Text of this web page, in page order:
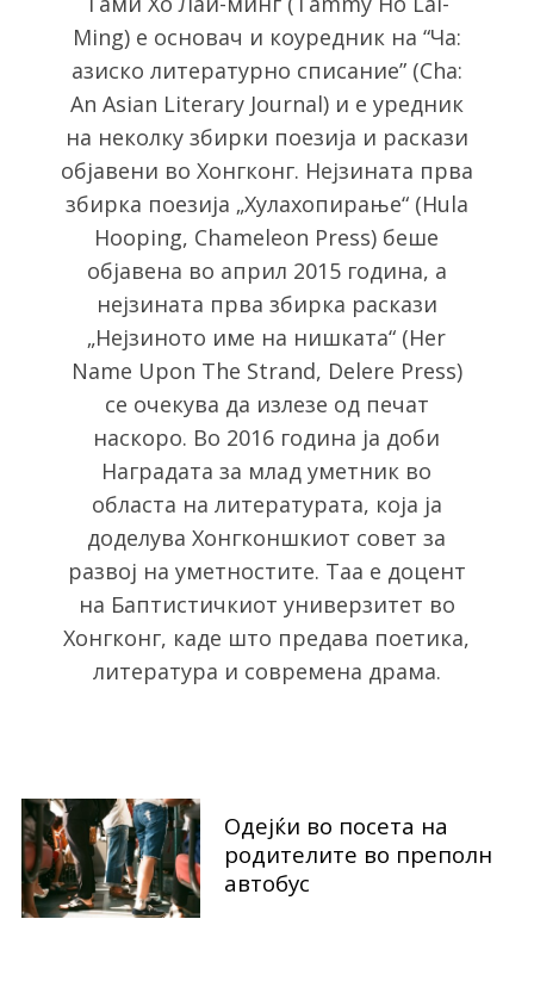
Ming) е основач и коуредник на “Ча:
азиско литературно списание” (Cha:
An Asian Literary Journal) и е уредник
на неколку збирки поезија и раскази
објавени во Хонгконг. Нејзината прва
збирка поезија „Хулахопирање“ (Hula
Hooping, Chameleon Press) беше
објавена во април 2015 година, а
нејзината прва збирка раскази
„Нејзиното име на нишката“ (Her
Name Upon The Strand, Delere Press)
се очекува да излезе од печат
наскоро. Во 2016 година ја доби
Наградата за млад уметник во
областа на литературата, која ја
доделува Хонгконшкиот совет за
развој на уметностите. Таа е доцент
на Баптистичкиот универзитет во
Хонгконг, каде што предава поетика,
литература и современа драма.
Одејќи во посета на
родителите во преполн
автобус
S
e
a
h
o
: